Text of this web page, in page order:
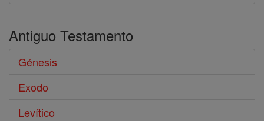
Antiguo Testamento
Génesis
Exodo
Levítico